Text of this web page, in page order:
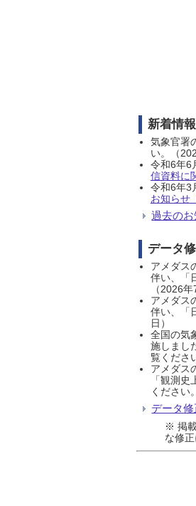
新着情報
気象官署
い。（
令和6年6
信資料に
令和6年3
お知らせ
過去の
データ
アメダス
伴い、「
（2026年
アメダス
伴い、「
日）
全国の気
施しまし
覧くださ
アメダス
「観測
ください
データ
※ 掲
な修